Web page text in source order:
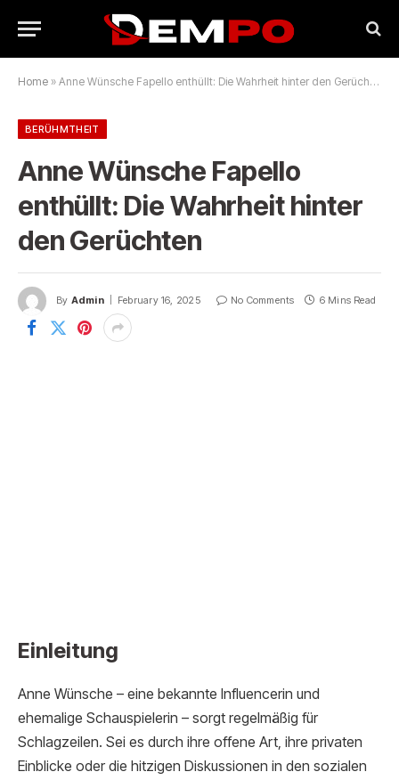
Home » Anne Wünsche Fapello enthüllt: Die Wahrheit hinter den Gerüchten
BERÜHMTHEIT
Anne Wünsche Fapello
enthüllt: Die Wahrheit hinter
den Gerüchten
By Admin February 16, 2025 No Comments 6 Mins Read
Einleitung
Anne Wünsche – eine bekannte Influencerin und
ehemalige Schauspielerin – sorgt regelmäßig für
Schlagzeilen. Sei es durch ihre offene Art, ihre privaten
Einblicke oder die hitzigen Diskussionen in den sozialen